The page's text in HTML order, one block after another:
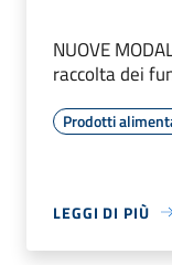
NUOVE
raccolta dei
Prodotti
LEGGI DI PIÙ